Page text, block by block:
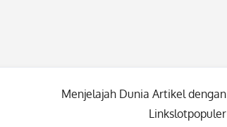
Menjelajah Dunia Artikel dengan
Linkslotpopuler